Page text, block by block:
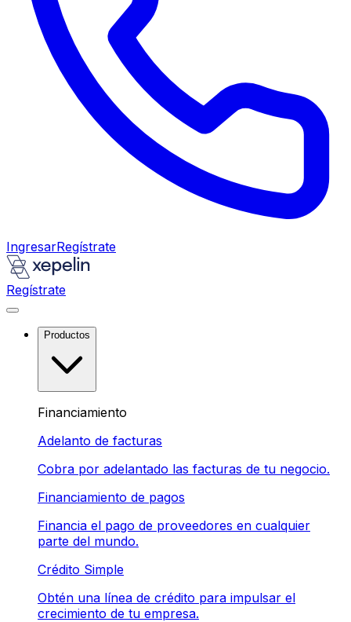
IngresarRegístrate
Regístrate
Productos
Financiamiento
Adelanto de facturas
Cobra por adelantado las facturas de tu negocio.
Financiamiento de pagos
Financia el pago de proveedores en cualquier
parte del mundo.
Crédito Simple
Obtén una línea de crédito para impulsar el
crecimiento de tu empresa.